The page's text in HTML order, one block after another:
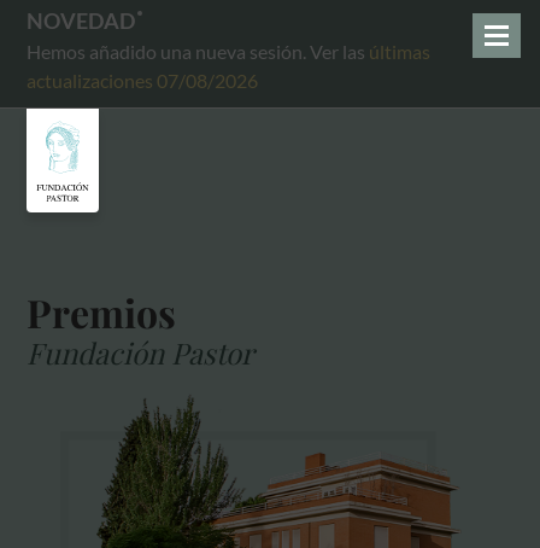
NOVEDAD
Hemos añadido una nueva sesión. Ver las últimas
actualizaciones 07/08/2026
Premios
Fundación Pastor